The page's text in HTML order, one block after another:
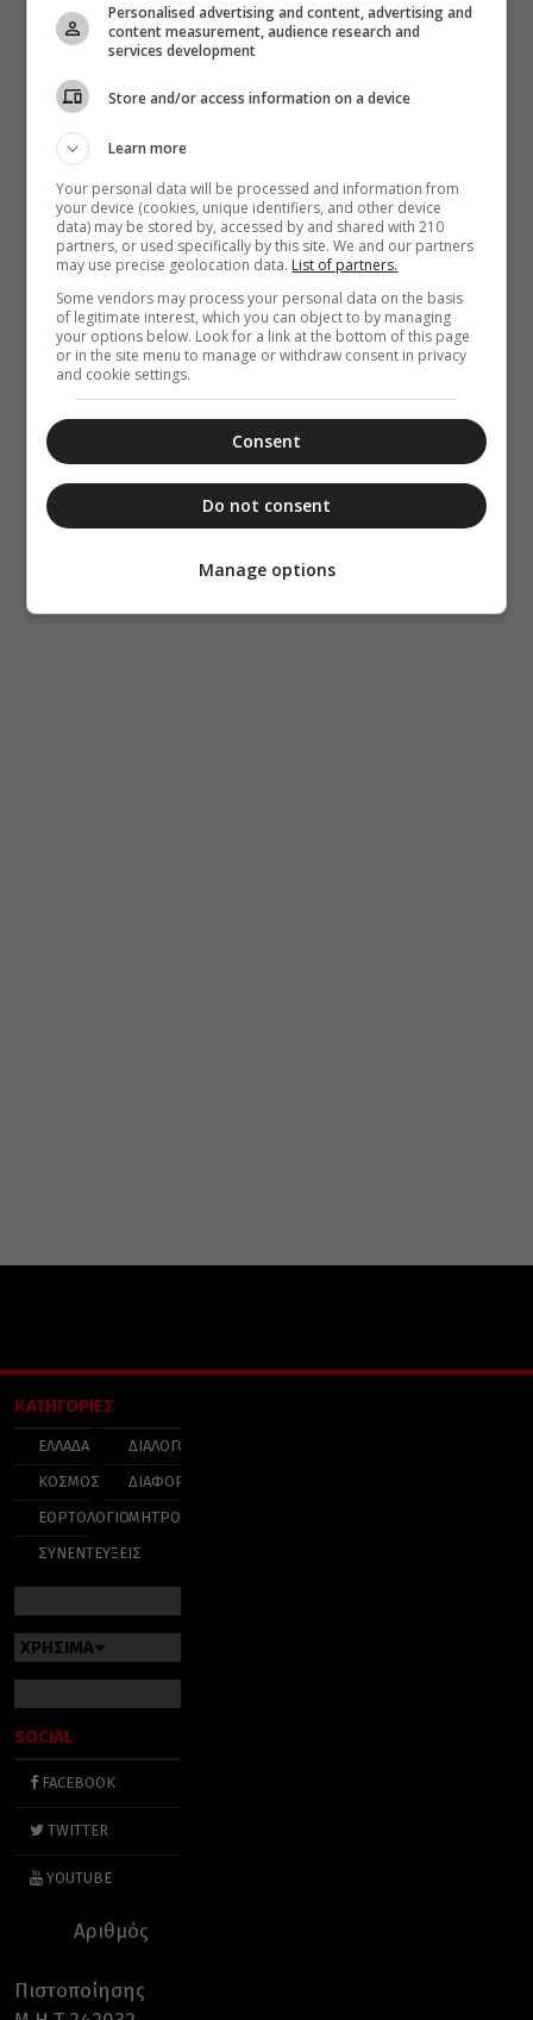
ΚΑΤΗΓΟΡΙΕΣ
ΕΛΛΑΔΑ
ΚΟΣΜΟΣ
ΕΟΡΤΟΛΟΓΙΟ
ΣΥΝΕΝΤΕΥΞΕΙΣ
ΔΙΑΛΟΓΟΣ
ΔΙΑΦΟΡΑ
ΜΗΤΡΟΠΟΛΕΙΣ
ΧΡΗΣΙΜΑ
SOCIAL
FACEBOOK
TWITTER
YOUTUBE
Αριθμός
Πιστοποίησης
Personalised advertising and content, advertising and
content measurement, audience research and
services development
Store and/or access information on a device
Learn more
Your personal data will be processed and information from
your device (cookies, unique identifiers, and other device
data) may be stored by, accessed by and shared with 210
partners, or used specifically by this site. We and our partners
may use precise geolocation data. List of partners.
Some vendors may process your personal data on the basis
of legitimate interest, which you can object to by managing
your options below. Look for a link at the bottom of this page
or in the site menu to manage or withdraw consent in privacy
and cookie settings.
Consent
Do not consent
Manage options